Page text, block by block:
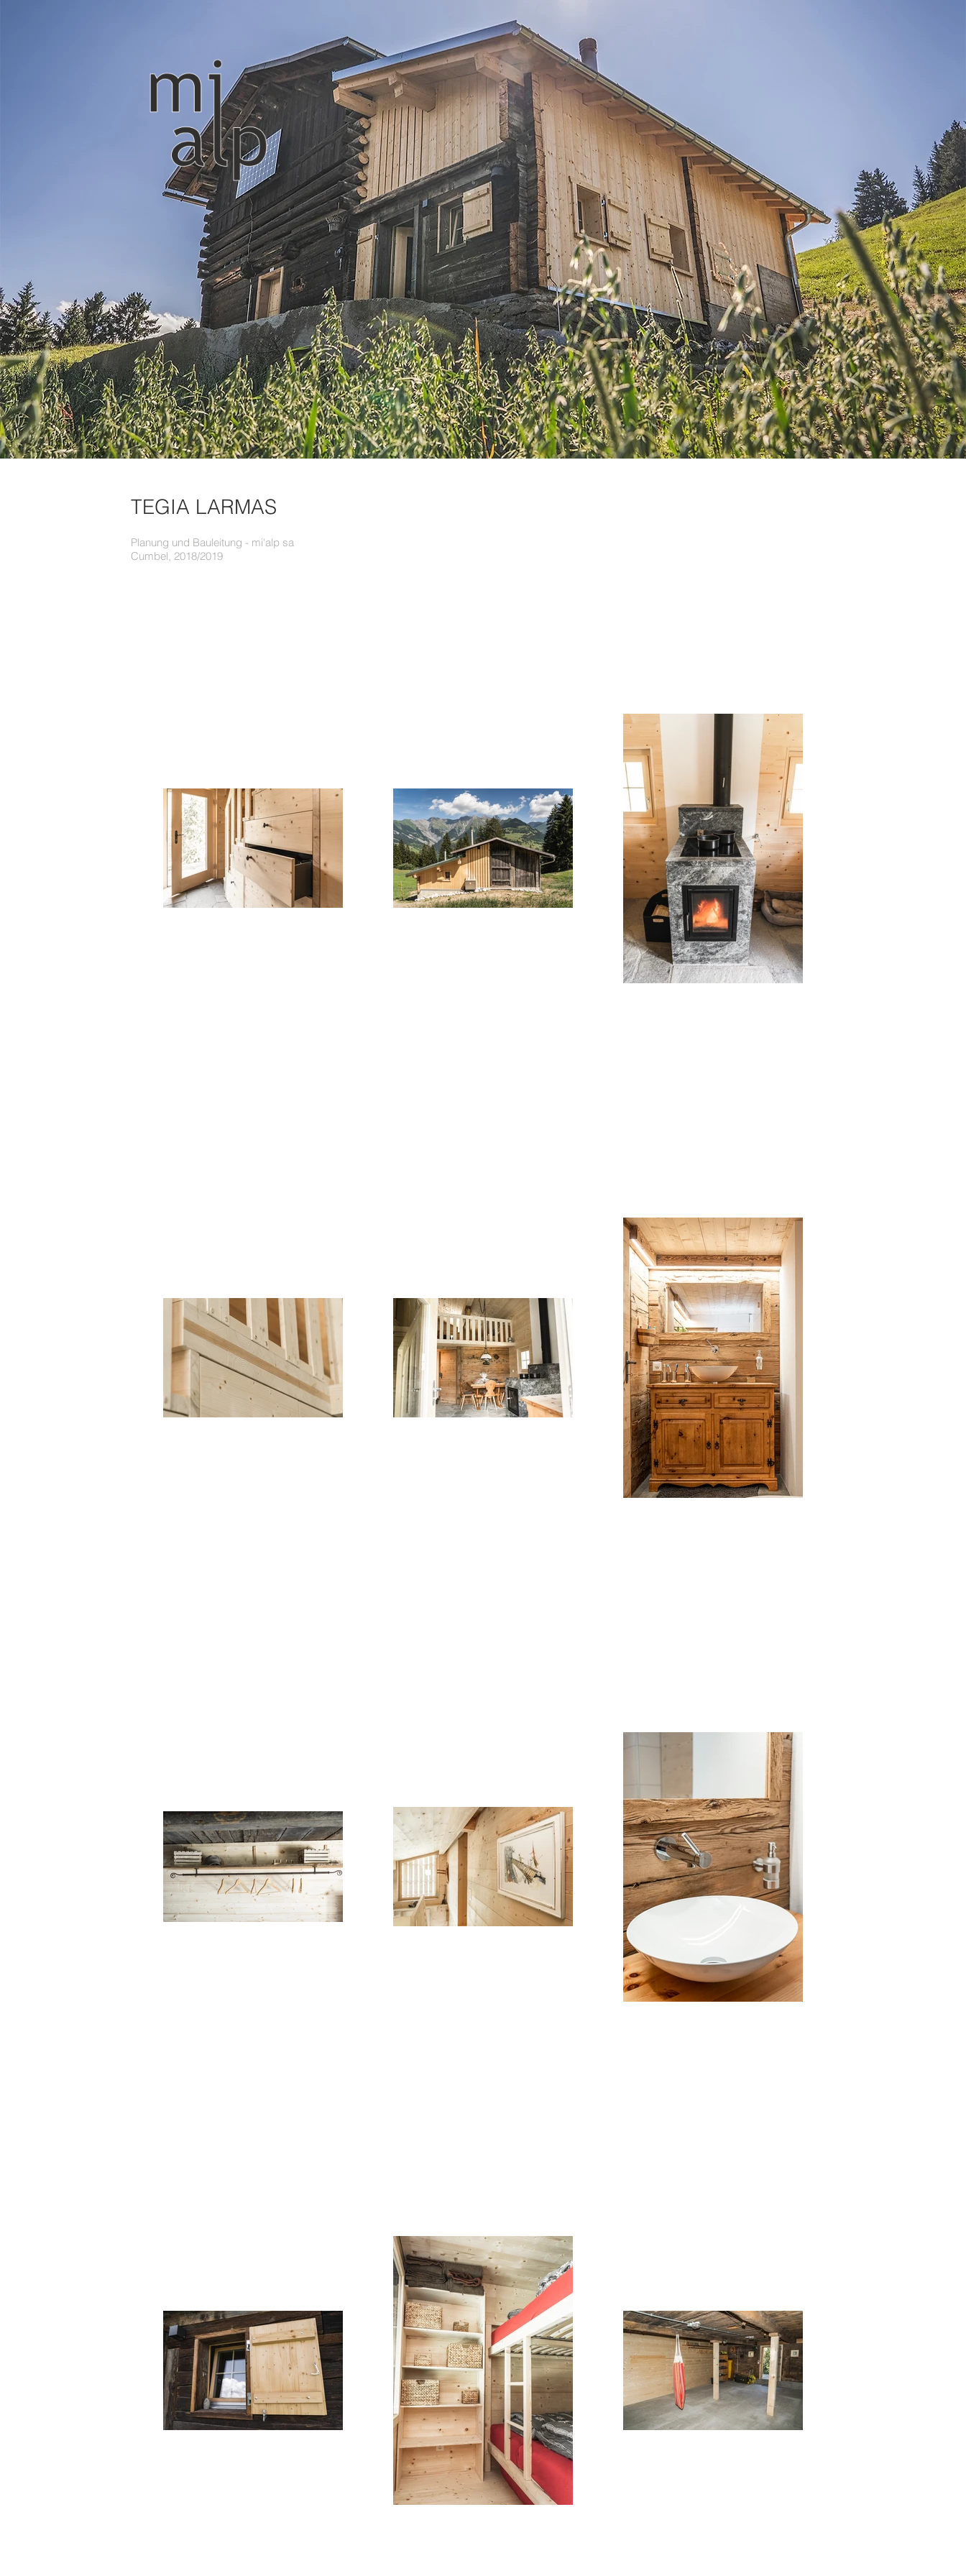
TEGIA LARMAS
Planung und Bauleitung - mi'alp sa
Cumbel, 2018/2019